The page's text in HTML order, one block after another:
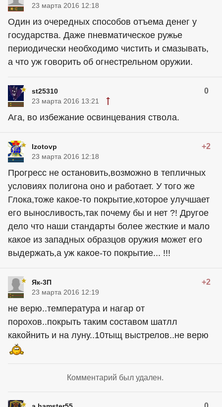
23 марта 2016 12:18
Один из очередных способов отъема денег у
государства. Даже пневматическое ружье
периодически необходимо чистить и смазывать,
а что уж говорить об огнестрельном оружии.
st25310 0
23 марта 2016 13:21
Ага, во избежание освинцевания ствола.
Izotovp +2
23 марта 2016 12:18
Прогресс не остановить,возможно в тепличных
условиях полигона оно и работает. У того же
Глока,тоже какое-то покрытие,которое улучшает
его выносливость,так почему бы и нет ?! Другое
дело что наши стандарты более жесткие и мало
какое из западных образцов оружия может его
выдержать,а уж какое-то покрытие... !!!
Як-3П +2
23 марта 2016 12:19
не верю..температура и нагар от
порохов..покрыть таким составом шатлл
какойнить и на луну..10тыщ выстрелов..не верю
Комментарий был удален.